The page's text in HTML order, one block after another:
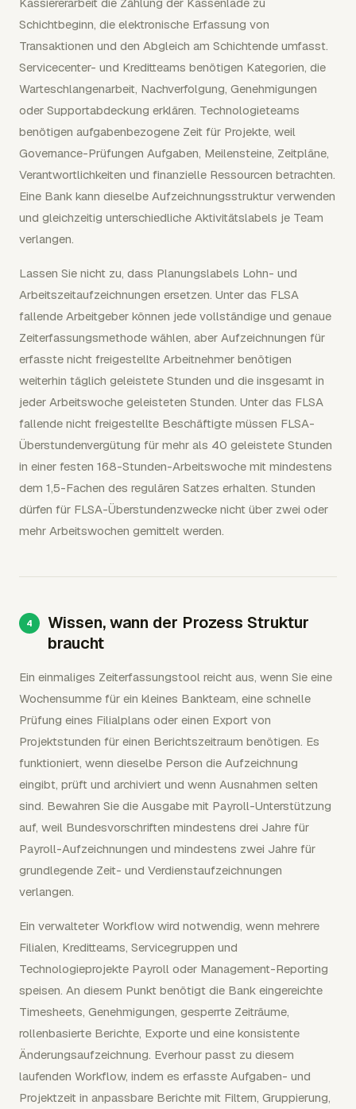
Schichtbeginn, die elektronische Erfassung von
Transaktionen und den Abgleich am Schichtende umfasst.
Servicecenter- und Kreditteams benötigen Kategorien, die
Warteschlangenarbeit, Nachverfolgung, Genehmigungen
oder Supportabdeckung erklären. Technologieteams
benötigen aufgabenbezogene Zeit für Projekte, weil
Governance-Prüfungen Aufgaben, Meilensteine, Zeitpläne,
Verantwortlichkeiten und finanzielle Ressourcen betrachten.
Eine Bank kann dieselbe Aufzeichnungsstruktur verwenden
und gleichzeitig unterschiedliche Aktivitätslabels je Team
verlangen.
Lassen Sie nicht zu, dass Planungslabels Lohn- und
Arbeitszeitaufzeichnungen ersetzen. Unter das FLSA
fallende Arbeitgeber können jede vollständige und genaue
Zeiterfassungsmethode wählen, aber Aufzeichnungen für
erfasste nicht freigestellte Arbeitnehmer benötigen
weiterhin täglich geleistete Stunden und die insgesamt in
jeder Arbeitswoche geleisteten Stunden. Unter das FLSA
fallende nicht freigestellte Beschäftigte müssen FLSA-
Überstundenvergütung für mehr als 40 geleistete Stunden
in einer festen 168-Stunden-Arbeitswoche mit mindestens
dem 1,5-Fachen des regulären Satzes erhalten. Stunden
dürfen für FLSA-Überstundenzwecke nicht über zwei oder
mehr Arbeitswochen gemittelt werden.
Wissen, wann der Prozess Struktur
braucht
Ein einmaliges Zeiterfassungstool reicht aus, wenn Sie eine
Wochensumme für ein kleines Bankteam, eine schnelle
Prüfung eines Filialplans oder einen Export von
Projektstunden für einen Berichtszeitraum benötigen. Es
funktioniert, wenn dieselbe Person die Aufzeichnung
eingibt, prüft und archiviert und wenn Ausnahmen selten
sind. Bewahren Sie die Ausgabe mit Payroll-Unterstützung
auf, weil Bundesvorschriften mindestens drei Jahre für
Payroll-Aufzeichnungen und mindestens zwei Jahre für
grundlegende Zeit- und Verdienstaufzeichnungen
verlangen.
Ein verwalteter Workflow wird notwendig, wenn mehrere
Filialen, Kreditteams, Servicegruppen und
Technologieprojekte Payroll oder Management-Reporting
speisen. An diesem Punkt benötigt die Bank eingereichte
Timesheets, Genehmigungen, gesperrte Zeiträume,
rollenbasierte Berichte, Exporte und eine konsistente
Änderungsaufzeichnung. Everhour passt zu diesem
laufenden Workflow, indem es erfasste Aufgaben- und
Projektzeit in anpassbare Berichte mit Filtern, Gruppierung,